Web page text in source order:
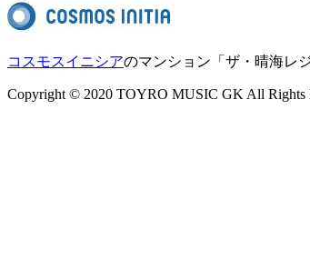
コスモスイニシアのマンション「ザ・晴海レ
Copyright © 2020 TOYRO MUSIC GK All Rights